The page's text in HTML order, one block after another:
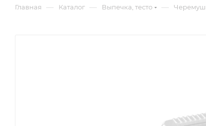
Главная — Каталог — Выпечка, тесто —